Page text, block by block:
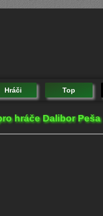
Hráči Top
hráče Dalibor Peša